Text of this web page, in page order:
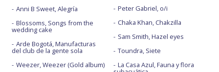
Anni B Sweet, Alegría
Blossoms, Songs from the
wedding cake
Arde Bogotá, Manufacturas
del club de la gente sola
Weezer, Weezer (Gold album)
Peter Gabriel, o/i
Chaka Khan, Chakzilla
Sam Smith, Hazel eyes
Toundra, Siete
La Casa Azul, Fauna y flora